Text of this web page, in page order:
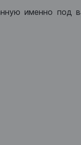
именно под